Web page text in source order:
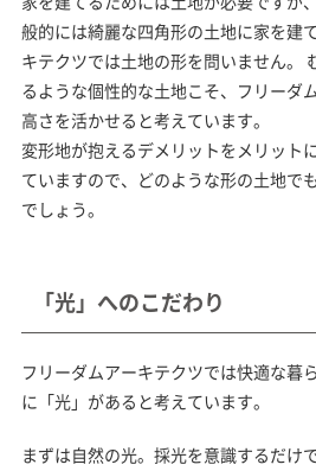
般的には綺麗な四角形の土地に家を建
キテクツでは土地の形を問いません。
るような個性的な土地こそ、フリーダ
高さを活かせると考えています。
変形地が抱えるデメリットをメリット
ていますので、どのような形の土地で
でしょう。
「光」へのこだわり
フリーダムアーキテクツでは快適な暮
に「光」があると考えています。
まずは自然の光。採光を意識するだけ